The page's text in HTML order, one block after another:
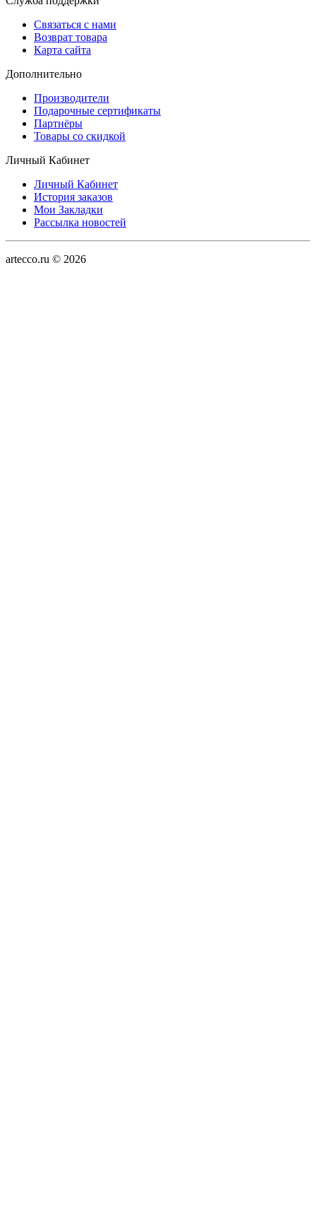
Связаться с нами
Возврат товара
Карта сайта
Дополнительно
Производители
Подарочные сертификаты
Партнёры
Товары со скидкой
Личный Кабинет
Личный Кабинет
История заказов
Мои Закладки
Рассылка новостей
artecco.ru © 2026